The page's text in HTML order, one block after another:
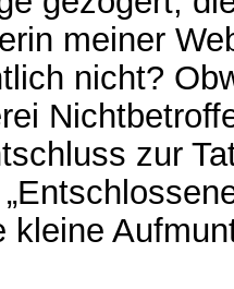
meiner
nicht?
zur
kleine